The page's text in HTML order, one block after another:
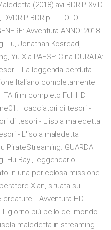
(2018).avi BDRiP XviD
BDRip. TITOLO
Avventura ANNO: 2018
Liu, Jonathan Kosread,
Yu Xia PAESE: Cina DURATA:
- La leggenda perduta
Italiano completamente
film completo Full HD
I cacciatori di tesori -
di tesori - L'isola maledetta
- L'isola maledetta
GUARDA I
Hu Bayi, leggendario
in una pericolosa missione
Xian, situata su
Avventura HD. I
Il giorno più bello del mondo
maledetta in streaming